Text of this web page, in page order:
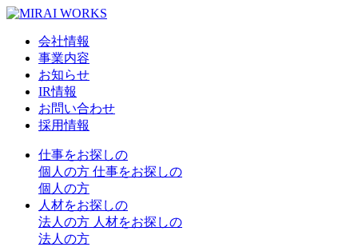
会社情報
事業内容
お知らせ
IR情報
お問い合わせ
採用情報
仕事をお探しの
個人の方 仕事をお探しの
個人の方
人材をお探しの
法人の方 人材をお探しの
法人の方